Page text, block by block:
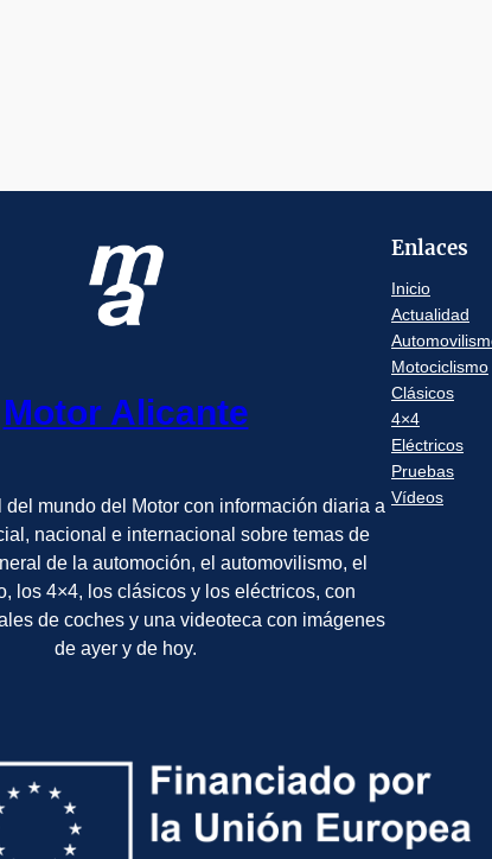
Motor Alicante
del mundo del Motor con información diaria a
nacional e internacional sobre temas de
de la automoción, el automovilismo, el
los 4×4, los clásicos y los eléctricos, con
de coches y una videoteca con imágenes
de ayer y de hoy.
Enlaces
Inicio
Actualidad
Motociclismo
Clásicos
4×4
Eléctricos
Pruebas
Vídeos